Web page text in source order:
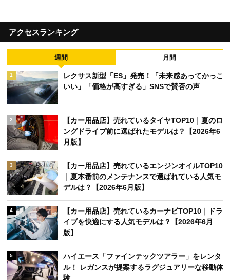
アクセスランキング
週間 月間
1
レクサス新型「ES」発売！「未来感あってかっこ
いい」「価格が高すぎる」SNSで賛否の声
2
【カー用品店】売れているタイヤTOP10｜夏のロ
ングドライブ前に選ばれたモデルは？【2026年6
月版】
3
【カー用品店】売れているエンジンオイルTOP10
｜夏本番前のメンテナンスで選ばれている人気モ
デルは？【2026年6月版】
4
【カー用品店】売れているカーナビTOP10｜ドラ
イブを快適にする人気モデルは？【2026年6月
版】
5
ハイエース「ファインテックツアラー」をレンタ
ル！ レガンスが提案するラグジュアリーな移動体
験